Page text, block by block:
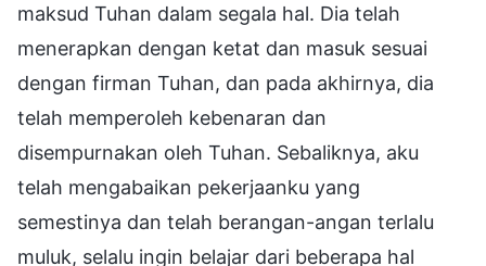
maksud Tuhan dalam segala hal. Dia telah
menerapkan dengan ketat dan masuk sesuai
dengan firman Tuhan, dan pada akhirnya, dia
telah memperoleh kebenaran dan
disempurnakan oleh Tuhan. Sebaliknya, aku
telah mengabaikan pekerjaanku yang
semestinya dan telah berangan-angan terlalu
muluk, selalu ingin belajar dari beberapa hal